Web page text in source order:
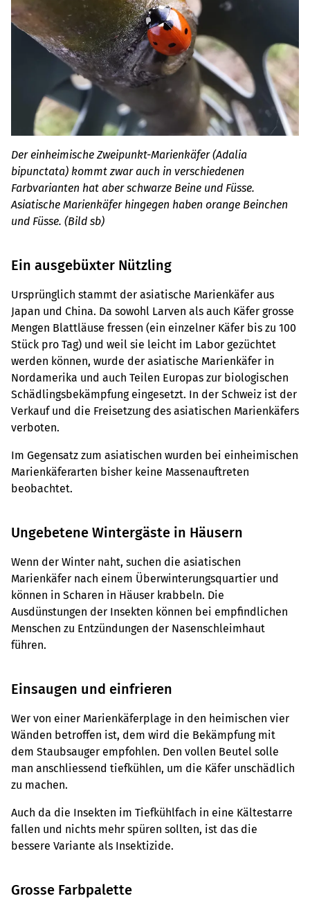
Der einheimische Zweipunkt-Marienkäfer (Adalia
bipunctata) kommt zwar auch in verschiedenen
Farbvarianten hat aber schwarze Beine und Füsse.
Asiatische Marienkäfer hingegen haben orange Beinchen
und Füsse. (Bild sb)
Ein ausgebüxter Nützling
Ursprünglich stammt der asiatische Marienkäfer aus
Japan und China. Da sowohl Larven als auch Käfer grosse
Mengen Blattläuse fressen (ein einzelner Käfer bis zu 100
Stück pro Tag) und weil sie leicht im Labor gezüchtet
werden können, wurde der asiatische Marienkäfer in
Nordamerika und auch Teilen Europas zur biologischen
Schädlingsbekämpfung eingesetzt. In der Schweiz ist der
Verkauf und die Freisetzung des asiatischen Marienkäfers
verboten.
Im Gegensatz zum asiatischen wurden bei einheimischen
Marienkäferarten bisher keine Massenauftreten
beobachtet.
Ungebetene Wintergäste in Häusern
Wenn der Winter naht, suchen die asiatischen
Marienkäfer nach einem Überwinterungsquartier und
können in Scharen in Häuser krabbeln. Die
Ausdünstungen der Insekten können bei empfindlichen
Menschen zu Entzündungen der Nasenschleimhaut
führen.
Einsaugen und einfrieren
Wer von einer Marienkäferplage in den heimischen vier
Wänden betroffen ist, dem wird die Bekämpfung mit
dem Staubsauger empfohlen. Den vollen Beutel solle
man anschliessend tiefkühlen, um die Käfer unschädlich
zu machen.
Auch da die Insekten im Tiefkühlfach in eine Kältestarre
fallen und nichts mehr spüren sollten, ist das die
bessere Variante als Insektizide.
Grosse Farbpalette